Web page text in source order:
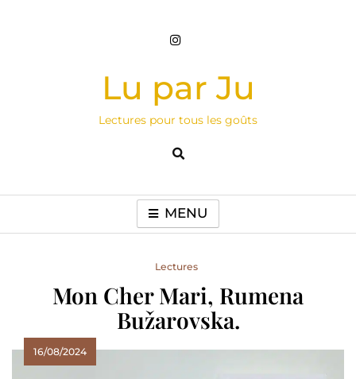
Lu par Ju
Lectures pour tous les goûts
MENU
Lectures
Mon Cher Mari, Rumena
Bužarovska.
16/08/2024